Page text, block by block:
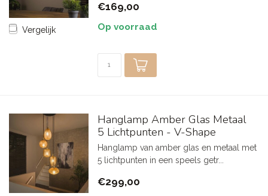
Vergelijk
€169,00
Op voorraad
Hanglamp Amber Glas Metaal
5 Lichtpunten - V-Shape
Hanglamp van amber glas en metaal met
5 lichtpunten in een speels getr...
€299,00